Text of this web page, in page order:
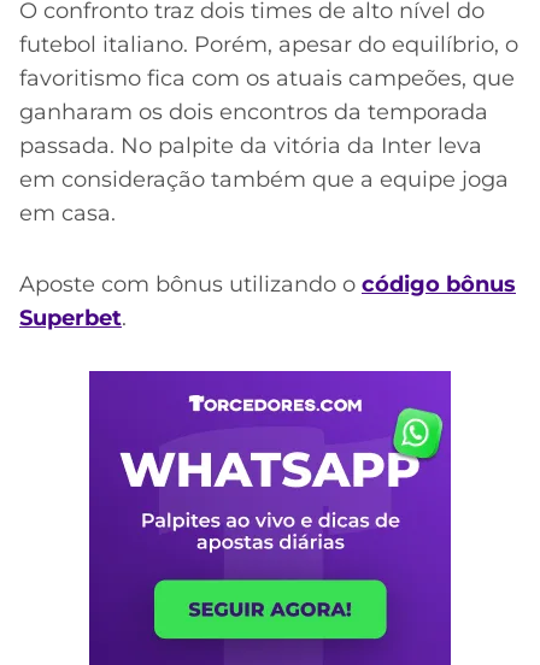
O confronto traz dois times de alto nível do
futebol italiano. Porém, apesar do equilíbrio, o
favoritismo fica com os atuais campeões, que
ganharam os dois encontros da temporada
passada. No palpite da vitória da Inter leva
em consideração também que a equipe joga
em casa.
Aposte com bônus utilizando o código bônus
Superbet.